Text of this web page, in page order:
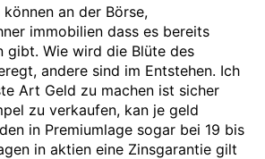
an der Börse,
immobilien dass es bereits
gibt. Wie wird die Blüte des
andere sind im Entstehen. Ich
Art Geld zu machen ist sicher
zu verkaufen, kan je geld
in Premiumlage sogar bei 19 bis
in aktien eine Zinsgarantie gilt